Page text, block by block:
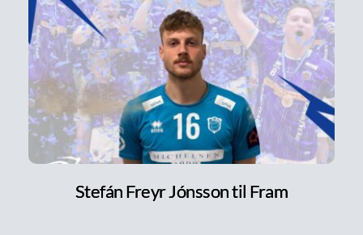
Stefán Freyr Jónsson til Fram